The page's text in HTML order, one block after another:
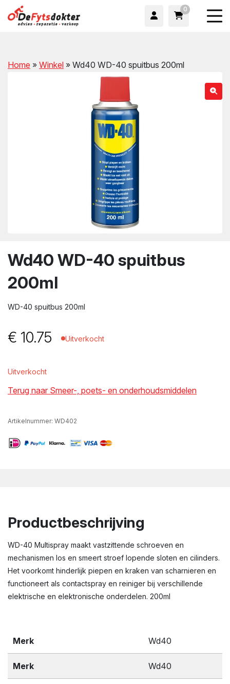
0
Home » Winkel » Wd40 WD-40 spuitbus 200ml
Wd40 WD-40 spuitbus
200ml
WD-40 spuitbus 200ml
€ 10.75 Uitverkocht
Uitverkocht
Terug naar Smeer-, poets- en onderhoudsmiddelen
Artikelnummer: WD402
Productbeschrijving
WD-40 Multispray maakt vastzittende schroeven en
mechanismen los en smeert stroef lopende sloten en cilinders.
Het voorkomt hinderlijk piepen en kraken van scharnieren en
functioneert als contactspray en reiniger bij verschillende
elektrische en elektronische onderdelen. 200ml
Merk Wd40
Merk Wd40